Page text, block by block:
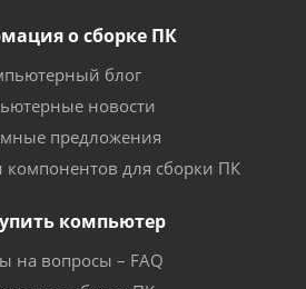
о сборке ПК
блог
новости
предложения
компонентов для сборки ПК
компьютер
на вопросы – FAQ